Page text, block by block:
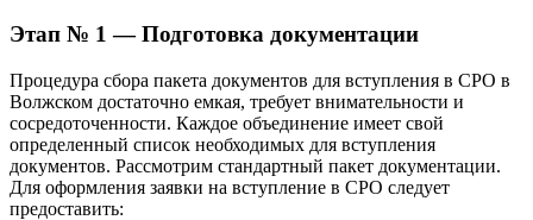
Этап № 1 — Подготовка документации
Процедура сбора пакета документов для вступления в СРО в
Волжском достаточно емкая, требует внимательности и
сосредоточенности. Каждое объединение имеет свой
определенный список необходимых для вступления
документов. Рассмотрим стандартный пакет документации.
Для оформления заявки на вступление в СРО следует
предоставить: